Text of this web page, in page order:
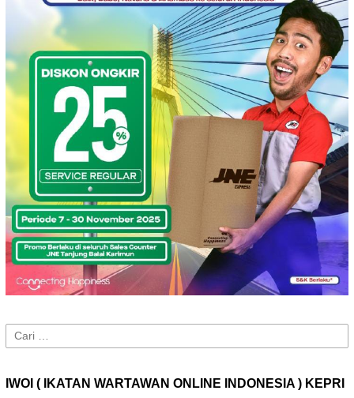
Cari
untuk:
IWOI ( IKATAN WARTAWAN ONLINE INDONESIA ) KEPRI